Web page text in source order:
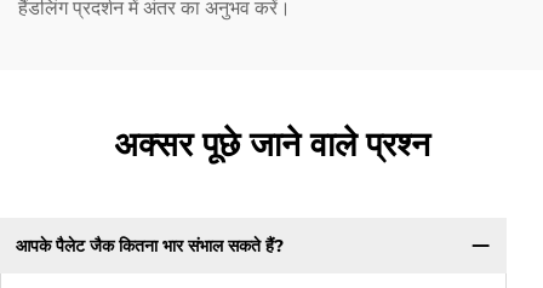
हैंडलिंग प्रदर्शन में अंतर का अनुभव करें।
अक्सर पूछे जाने वाले प्रश्न
आपके पैलेट जैक कितना भार संभाल सकते हैं?